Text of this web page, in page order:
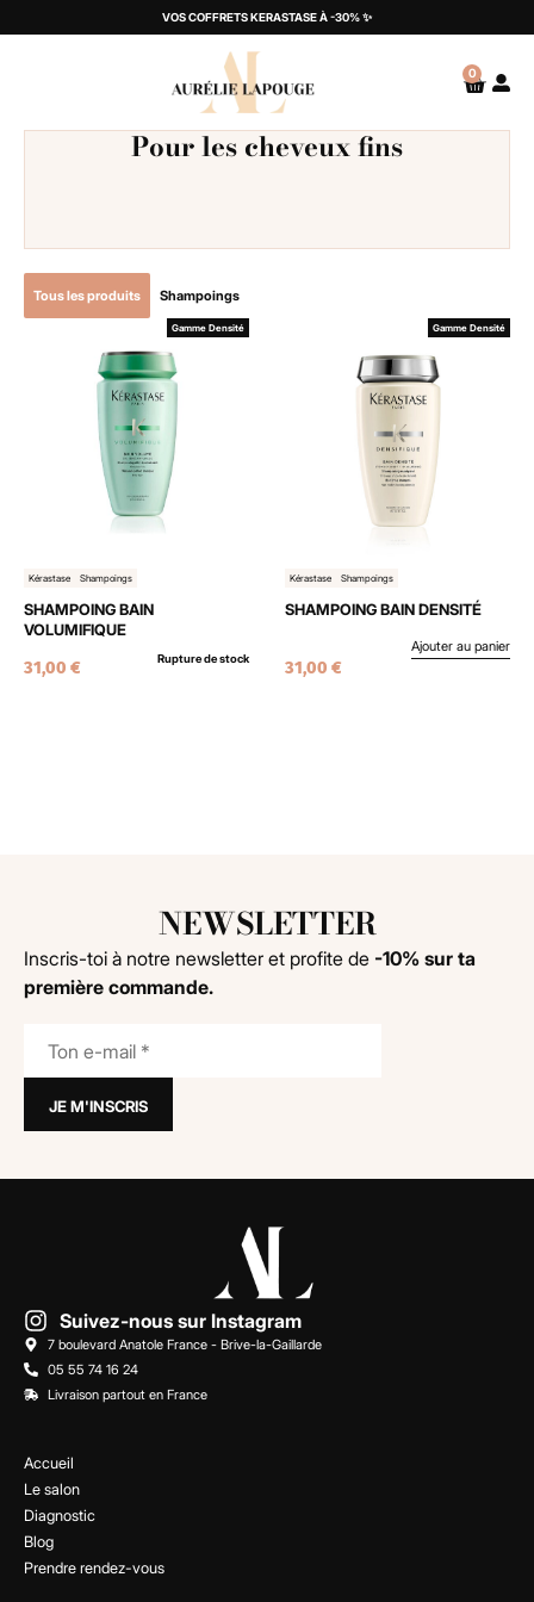
VOS COFFRETS KERASTASE À -30% ✨
0
Pour les cheveux fins
Shampoings
Tous les produits
Gamme Densité
Kérastase Shampoings
SHAMPOING BAIN
VOLUMIFIQUE
31,00 € Rupture de stock
Gamme Densité
Kérastase Shampoings
SHAMPOING BAIN DENSITÉ
31,00 €
Ajouter au panier
NEWSLETTER
Inscris-toi à notre newsletter et profite de -10% sur ta
première commande.
Accueil
Le salon
Diagnostic
Blog
Prendre rendez-vous
Suivez-nous sur Instagram
7 boulevard Anatole France - Brive-la-Gaillarde
05 55 74 16 24
Livraison partout en France